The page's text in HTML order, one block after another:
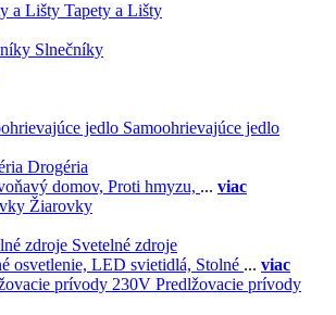
Tapety a Lišty
Slnečníky
Samoohrievajúce jedlo
Drogéria
domov, Proti hmyzu, ... viac
Žiarovky
Svetelné zdroje
osvetlenie, LED svietidlá, Stolné ... viac
Predlžovacie prívody